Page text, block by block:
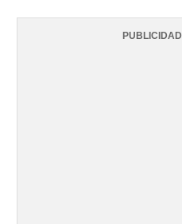
PUBLICIDAD